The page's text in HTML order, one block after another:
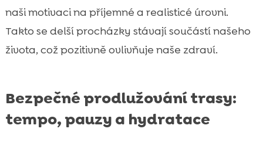
naši motivaci na příjemné a realisticé úrovni.
Takto se delší procházky stávají součástí našeho
života, což pozitivně ovlivňuje naše zdraví.
Bezpečné prodlužování trasy:
tempo, pauzy a hydratace